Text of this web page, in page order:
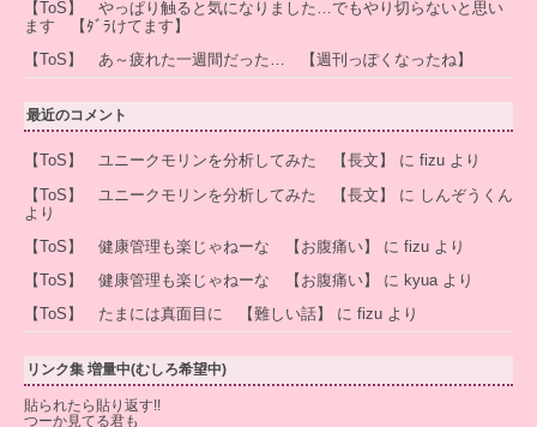
【ToS】 やっぱり触ると気になりました…でもやり切らないと思い
ます 【ﾀﾞﾗけてます】
【ToS】 あ～疲れた一週間だった… 【週刊っぽくなったね】
最近のコメント
【ToS】 ユニークモリンを分析してみた 【長文】 に fizu より
【ToS】 ユニークモリンを分析してみた 【長文】
に しんぞうくん
より
【ToS】 健康管理も楽じゃねーな 【お腹痛い】
に fizu より
【ToS】 健康管理も楽じゃねーな 【お腹痛い】
に kyuaより
【ToS】 たまには真面目に 【難しい話】
に fizu より
リンク集 増量中(むしろ希望中)
貼られたら貼り返す!!
つーか見てる君も